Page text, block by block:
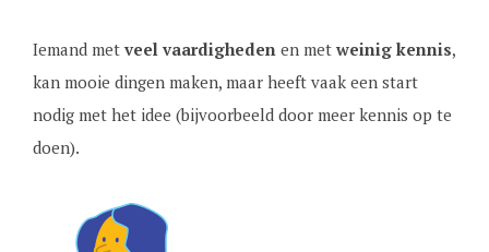
Iemand met veel vaardigheden en met weinig kennis,
kan mooie dingen maken, maar heeft vaak een start
nodig met het idee (bijvoorbeeld door meer kennis op te
doen).